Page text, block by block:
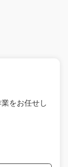
をお任せし